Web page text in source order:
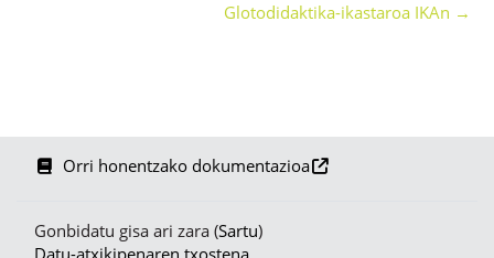
Glotodidaktika-ikastaroa IKAn →
Orri honentzako dokumentazioa
Gonbidatu gisa ari zara (Sartu)
Datu-atxikipenaren txostena